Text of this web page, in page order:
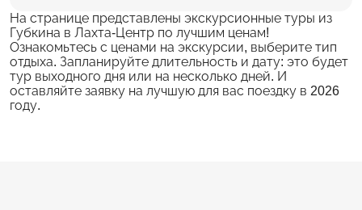
На странице представлены экскурсионные туры из
Губкина в Лахта-Центр по лучшим ценам!
Ознакомьтесь с ценами на экскурсии, выберите тип
отдыха. Запланируйте длительность и дату: это будет
тур выходного дня или на несколько дней. И
оставляйте заявку на лучшую для вас поездку в 2026
году.